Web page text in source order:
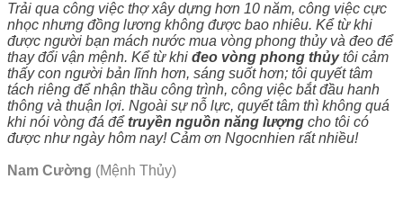
Trải qua công việc thợ xây dựng hơn 10 năm, công việc cực
nhọc nhưng đồng lương không được bao nhiêu. Kể từ khi
được người bạn mách nước mua vòng phong thủy và đeo để
thay đổi vận mệnh. Kể từ khi đeo vòng phong thủytôi cảm
thấy con người bản lĩnh hơn, sáng suốt hơn; tôi quyết tâm
tách riêng để nhận thầu công trình, công việc bắt đầu hanh
thông và thuận lợi. Ngoài sự nỗ lực, quyết tâm thì không quá
khi nói vòng đá đểtruyền nguồn năng lượng cho tôi có
được như ngày hôm nay! Cảm ơn Ngocnhien rất nhiều!
Nam Cường (Mệnh Thủy)